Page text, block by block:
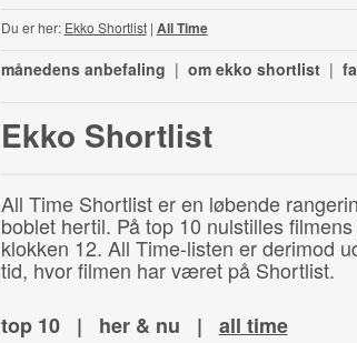
Du er her: Ekko Shortlist| All Time
månedens anbefaling | om ekko shortlist |
Ekko Shortlist
All Time Shortlist er en løbende
boblet hertil. På top 10 nulstilles
klokken 12. All Time-listen er derimod
tid, hvor filmen har været på Shortlist.
top 10
| her & nu | all time